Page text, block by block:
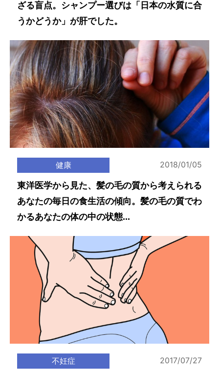
ざる盲点。シャンプー選びは「日本の水質に合
うかどうか」が肝でした。
健康 2018/01/05
東洋医学から見た、髪の毛の質から考えられる
あなたの毎日の食生活の傾向。髪の毛の質でわ
かるあなたの体の中の状態...
不妊症 2017/07/27